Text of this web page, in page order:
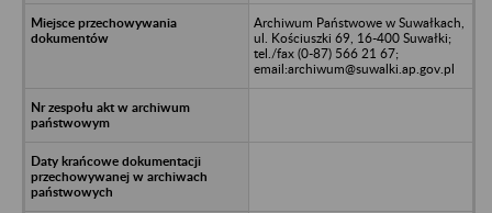
Archiwum Państwowe w Suwałkach,
ul. Kościuszki 69, 16-400 Suwałki;
tel./fax (0-87) 566 21 67;
email:archiwum@suwalki.ap.gov.pl